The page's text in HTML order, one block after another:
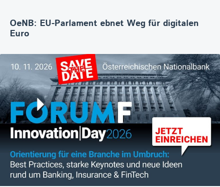
OeNB: EU-Parlament ebnet Weg für digitalen
Euro